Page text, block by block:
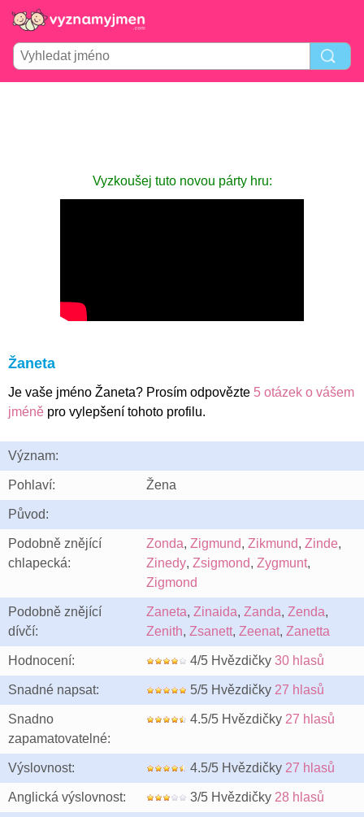
Vyzkoušej tuto novou párty hru:
Žaneta
Je vaše jméno Žaneta? Prosím odpovězte 5 otázek o vášem
jméně pro vylepšení tohoto profilu.
Význam:
Pohlaví: Žena
Původ:
Podobně znějící
chlapecká:
Zonda, Zigmund, Zikmund, Zinde,
Zinedy, Zsigmond, Zygmunt,
Zigmond
Podobně znějící
dívčí:
Zaneta, Zinaida, Zanda, Zenda,
Zenith, Zsanett, Zeenat, Zanetta
Hodnocení: 4/5 Hvězdičky 30 hlasů
Snadné napsat: 5/5 Hvězdičky 27 hlasů
Snadno
zapamatovatelné:
4.5/5 Hvězdičky 27 hlasů
Výslovnost: 4.5/5 Hvězdičky 27 hlasů
Anglická výslovnost: 3/5 Hvězdičky 28 hlasů